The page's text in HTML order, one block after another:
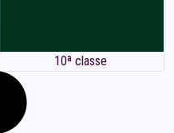
10ª classe